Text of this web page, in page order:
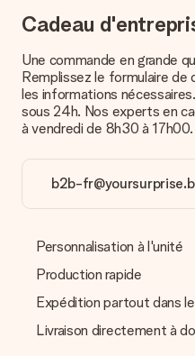
contacter notre service client.
Paiement
Comment puis-je régler
Nous proposons les formes
carte bancaire ou par
cas de paiement par
Réception du cadeau
fait ?
Nous déplorons le fait que
Vous pouvez dans ce cas
La facture est-elle envoyée
Nous n’envoyons pas de
Cadeau
Une commande en grande
Remplissez le formulaire
les informations
sous 24h. Nos experts en
à vendredi de 8h30 à 17h00.
b2b-
Personnalisation à l'unité
Production rapide
Expédition partout dans
Livraison directement à